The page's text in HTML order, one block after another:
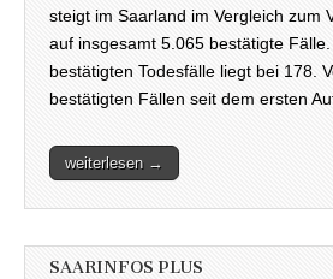
steigt im Saarland im Vergleich zum
auf insgesamt 5.065 bestätigte
bestätigten Todesfälle liegt bei 178.
bestätigten Fällen seit dem ersten
weiterlesen →
SAARINFOS PLUS